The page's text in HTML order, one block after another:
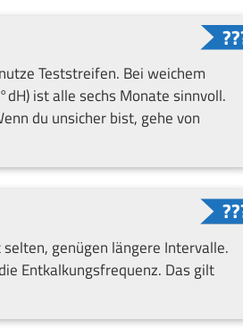
Teststreifen. Bei weichem
ist alle sechs Monate sinnvoll.
du unsicher bist, gehe von
genügen längere Intervalle.
Entkalkungsfrequenz. Das gilt